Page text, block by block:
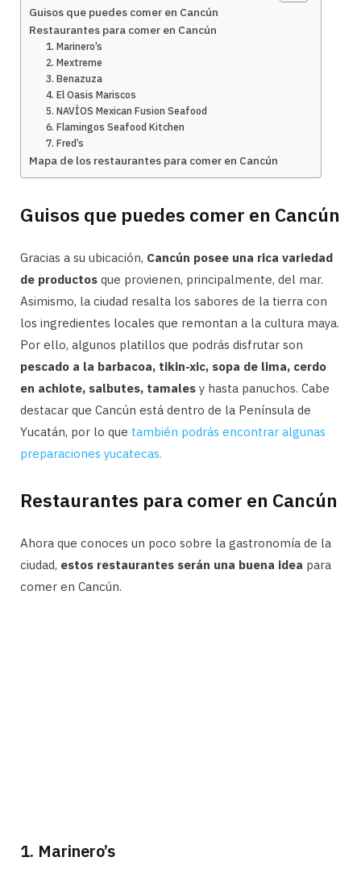
Guisos que puedes comer en Cancún
Restaurantes para comer en Cancún
1. Marinero’s
2. Mextreme
3. Benazuza
4. El Oasis Mariscos
5. NAVÍOS Mexican Fusion Seafood
6. Flamingos Seafood Kitchen
7. Fred’s
Mapa de los restaurantes para comer en Cancún
Guisos que puedes comer en Cancún
Gracias a su ubicación, Cancún posee una rica variedad
de productos que provienen, principalmente, del mar.
Asimismo, la ciudad resalta los sabores de la tierra con
los ingredientes locales que remontan a la cultura maya.
Por ello, algunos platillos que podrás disfrutar son
pescado a la barbacoa, tikin-xic, sopa de lima, cerdo
en achiote, salbutes, tamales y hasta panuchos. Cabe
destacar que Cancún está dentro de la Península de
Yucatán, por lo que también podrás encontrar algunas
preparaciones yucatecas.
Restaurantes para comer en Cancún
Ahora que conoces un poco sobre la gastronomía de la
ciudad, estos restaurantes serán una buena idea para
comer en Cancún.
1. Marinero’s